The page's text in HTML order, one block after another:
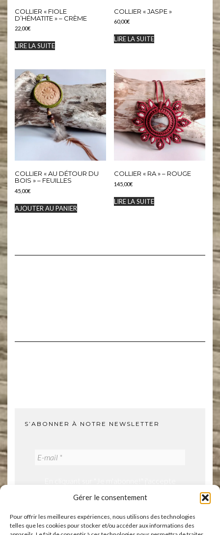
Gérer le consentement
Pour offrir les meilleures expériences, nous utilisons des technologies
telles que les cookies pour stocker et/ou accéder aux informations des
COLLIER « FIOLE
D’HÉMATITE » – CRÈME
22,00€
LIRE LA SUITE
COLLIER « JASPE »
60,00€
LIRE LA SUITE
COLLIER « AU DÉTOUR DU
BOIS » – FEUILLES
45,00€
AJOUTER AU PANIER
COLLIER « RA » – ROUGE
145,00€
LIRE LA SUITE
S’ABONNER À NOTRE NEWSLETTER